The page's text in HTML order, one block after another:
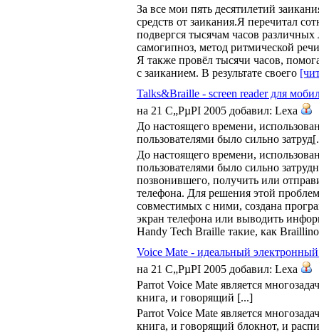
За все мои пять десятилетий
средств от заикания.Я перечитал
подвергся тысячам часов
самогипноз, метод ритмической
Я также провёл тысячи часов,
с заиканием. В результате своего
Talks&Braille - screen reader для
на 21 С„РµРІ 2005 добавил: Lexa
До настоящего времени,
пользователями было сильно
До настоящего времени,
пользователями было сильно
позвонившего, получить или
телефона. Для решения этой
совместимых с ними, создана
экран телефона или выводить
Handy Tech Braille такие, как
Voice Mate - идеальный
на 21 С„РµРІ 2005 добавил: Lexa
Parrot Voice Mate является
книга, и говорящий [...]
Parrot Voice Mate является
книга, и говорящий блокнот, и